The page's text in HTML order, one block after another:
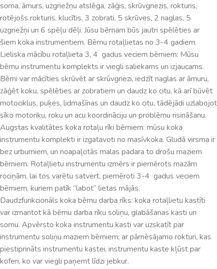
soma, āmurs, uzgriežņu atslēga, zāģis, skrūvgriezis, rokturis,
rotējošs rokturis, klucītis, 3 zobrati, 5 skrūves, 2 naglas, 5
uzgriežņi un 6 spēļu dēļi. Jūsu bērnam būs jautri spēlēties ar
šiem koka instrumentiem. Bērnu rotaļlietas no 3-4 gadiem.
Lieliska mācību rotaļlieta 3, 4 gadus veciem bērniem: Mūsu
bērnu instrumentu komplekts ir viegli saliekams un izjaucams.
Bērni var mācīties skrūvēt ar skrūvgriezi, iedzīt naglas ar āmuru,
zāģēt koku, spēlēties ar zobratiem un daudz ko citu, kā arī būvēt
motociklus, puķes, lidmašīnas un daudz ko citu, tādējādi uzlabojot
sīko motoriku, roku un acu koordināciju un problēmu risināšanu.
Augstas kvalitātes koka rotaļu rīki bērniem: mūsu koka
instrumentu komplekti ir izgatavoti no masīvkoka. Gludā virsma ir
bez urbumiem, un noapaļotās malas padara to drošu maziem
bērniem. Rotaļlietu instrumentu izmērs ir piemērots mazām
rociņām, lai tos varētu satvert, piemēroti 3-4 gadus veciem
bērniem, kuriem patīk “labot” lietas mājās.
Daudzfunkcionāls koka bērnu darba rīks: koka rotaļlietu kastīti
var izmantot kā bērnu darba rīku soliņu, glabāšanas kasti un
somu. Apvērsto koka instrumentu kasti var uzskatīt par
instrumentu soliņu maziem bērniem; ar pārnēsājamo rokturi, kas
piestiprināts instrumentu kastei, instrumentu kaste kļūst par
koferi, ko var viegli paņemt līdzi jebkur.